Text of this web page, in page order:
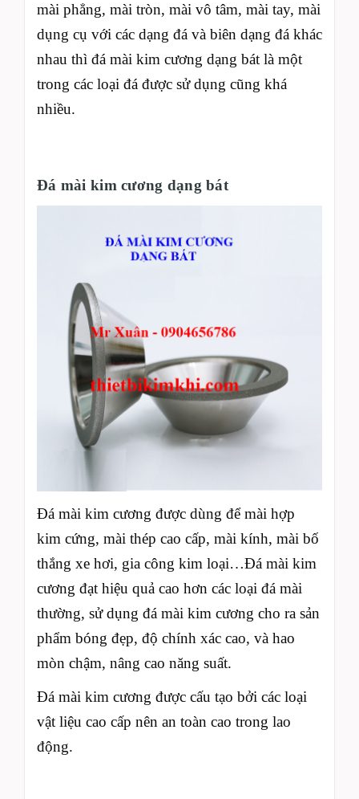
mài phẳng, mài tròn, mài vô tâm, mài tay, mài
dụng cụ với các dạng đá và biên dạng đá khác
nhau thì đá mài kim cương dạng bát là một
trong các loại đá được sử dụng cũng khá
nhiều.
Đá mài kim cương dạng bát
Đá mài kim cương được dùng để mài hợp
kim cứng, mài thép cao cấp, mài kính, mài bố
thắng xe hơi, gia công kim loại…Đá mài kim
cương đạt hiệu quả cao hơn các loại đá mài
thường, sử dụng đá mài kim cương cho ra sản
phẩm bóng đẹp, độ chính xác cao, và hao
mòn chậm, nâng cao năng suất.
Đá mài kim cương được cấu tạo bởi các loại
vật liệu cao cấp nên an toàn cao trong lao
động.